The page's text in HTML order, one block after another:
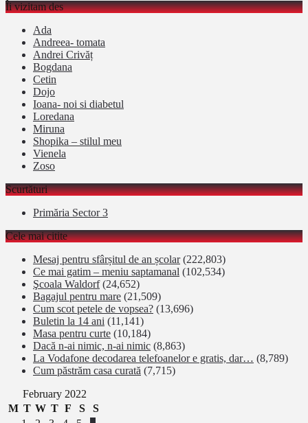
Îi vizitam des
Ada
Andreea- tomata
Andrei Crivăț
Bogdana
Cetin
Dojo
Ioana- noi si diabetul
Loredana
Miruna
Shopika – stilul meu
Vienela
Zoso
Scurtături
Primăria Sector 3
Cele mai citite
Mesaj pentru sfârșitul de an școlar (222,803)
Ce mai gatim – meniu saptamanal (102,534)
Şcoala Waldorf (24,652)
Bagajul pentru mare (21,509)
Cum scot petele de vopsea? (13,696)
Buletin la 14 ani (11,141)
Masa pentru curte (10,184)
Dacă n-ai nimic, n-ai nimic (8,863)
La Vodafone decodarea telefoanelor e gratis, dar… (8,789)
Cum păstrăm casa curată (7,715)
February 2022
M T W T F S
S